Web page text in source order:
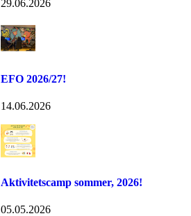
29.06.2026
EFO 2026/27!
14.06.2026
Aktivitetscamp sommer, 2026!
05.05.2026